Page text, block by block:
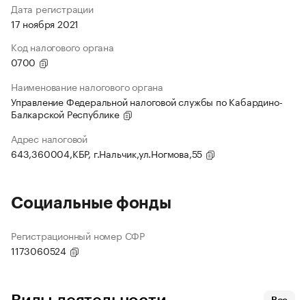
Дата регистрации
17 ноября 2021
Код налогового органа
0700
Наименование налогового органа
Управление Федеральной налоговой службы по Кабардино-
Балкарской Республике
Адрес налоговой
643,360004,КБР, г.Нальчик,ул.Ногмова,55
Социальные фонды
Регистрационный номер СФР
1173060524